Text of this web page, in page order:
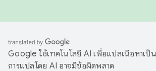
Google ใช้เทคโนโลยี AI เพื่อแปลเนื้อหาเ
การแปลโดย AI อาจมีข้อผิดพลาด